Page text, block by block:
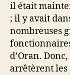
il était
; il y avait
nombreuses
d’Oran.
arrêtèrent les